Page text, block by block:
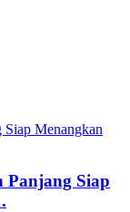
Panjang Siap